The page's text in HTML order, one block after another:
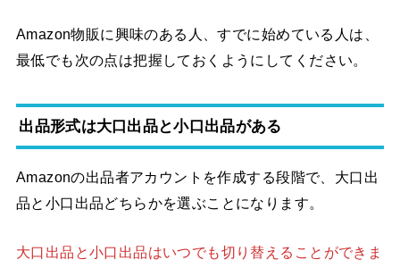
Amazon物販に興味のある人、すでに始めている人は、
最低でも次の点は把握しておくようにしてください。
出品形式は大口出品と小口出品がある
Amazonの出品者アカウントを作成する段階で、大口出
品と小口出品どちらかを選ぶことになります。
大口出品と小口出品はいつでも切り替えることができま